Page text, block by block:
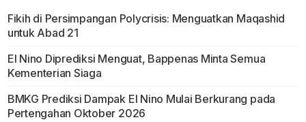
Fikih di Persimpangan Polycrisis: Menguatkan Maqashid
untuk Abad 21
El Nino Diprediksi Menguat, Bappenas Minta Semua
Kementerian Siaga
BMKG Prediksi Dampak El Nino Mulai Berkurang pada
Pertengahan Oktober 2026